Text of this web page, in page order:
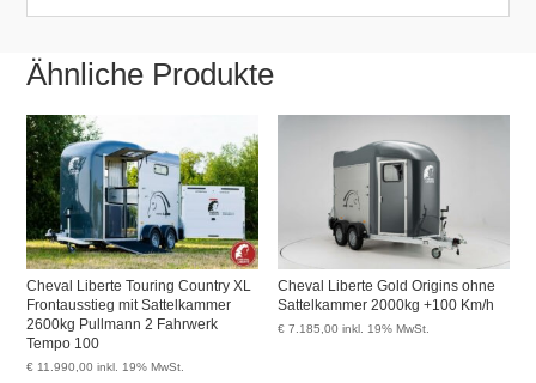
Ähnliche Produkte
Cheval Liberte Touring Country XL
Frontausstieg mit Sattelkammer
2600kg Pullmann 2 Fahrwerk
Tempo 100
€ 11.990,00 inkl. 19% MwSt.
Cheval Liberte Gold Origins ohne
Sattelkammer 2000kg +100 Km/h
€ 7.185,00 inkl. 19% MwSt.